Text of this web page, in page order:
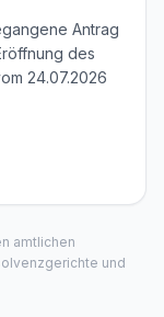
Antrag
des
24.07.2026
amtlichen
und